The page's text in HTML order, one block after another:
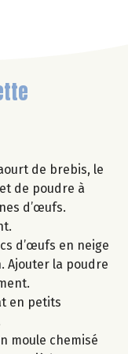
de brebis, le
de poudre à
d’œufs.
d’œufs en neige
Ajouter la poudre
en petits
moule chemisé